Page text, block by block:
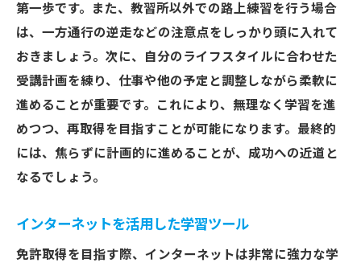
第一歩です。また、教習所以外での路上練習を行う場合
は、一方通行の逆走などの注意点をしっかり頭に入れて
おきましょう。次に、自分のライフスタイルに合わせた
受講計画を練り、仕事や他の予定と調整しながら柔軟に
進めることが重要です。これにより、無理なく学習を進
めつつ、再取得を目指すことが可能になります。最終的
には、焦らずに計画的に進めることが、成功への近道と
なるでしょう。
インターネットを活用した学習ツール
免許取得を目指す際、インターネットは非常に強力な学